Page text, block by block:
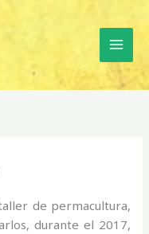
de permacultura,
durante el 2017,